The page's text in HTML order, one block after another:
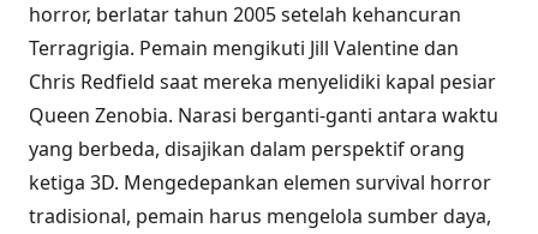
horror, berlatar tahun 2005 setelah kehancuran
Terragrigia. Pemain mengikuti Jill Valentine dan
Chris Redfield saat mereka menyelidiki kapal pesiar
Queen Zenobia. Narasi berganti-ganti antara waktu
yang berbeda, disajikan dalam perspektif orang
ketiga 3D. Mengedepankan elemen survival horror
tradisional, pemain harus mengelola sumber daya,